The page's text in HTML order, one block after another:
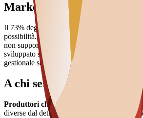
Marketplace B2B Privato:
Il 73% degli acquirenti B2B italiani dichiara
possibilità. Chi vende a clienti business con
non supportano listini multipli per cliente, e
sviluppato su misura risolve esattamente
gestionale senza mediazione umana.
A chi serve
Produttori che vendono a distributori e
diverse dal dettagliante, il cliente fedele da